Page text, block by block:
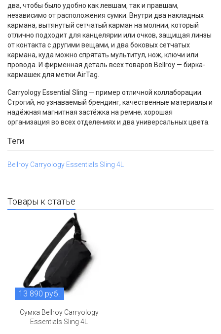
два, чтобы было удобно как левшам, так и правшам,
независимо от расположения сумки. Внутри два накладных
кармана, вытянутый сетчатый карман на молнии, который
отлично подходит для канцелярии или очков, защищая линзы
от контакта с другими вещами, и два боковых сетчатых
кармана, куда можно спрятать мультитул, нож, ключи или
провода. И фирменная деталь всех товаров Bellroy — бирка-
кармашек для метки AirTag.
Carryology Essential Sling — пример отличной коллаборации.
Строгий, но узнаваемый брендинг, качественные материалы и
надёжная магнитная застёжка на ремне; хорошая
организация во всех отделениях и два универсальных цвета.
Теги
Bellroy Carryology Essentials Sling 4L
Товары к статье
13 890 руб.
Сумка Bellroy Carryology
Essentials Sling 4L